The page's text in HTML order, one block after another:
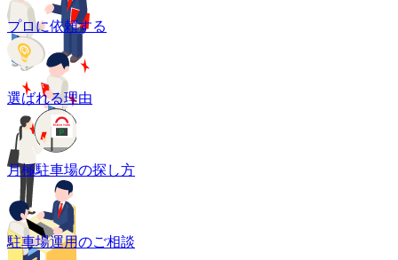
プロに依頼する
選ばれる理由
月極駐車場の探し方
駐車場運用のご相談